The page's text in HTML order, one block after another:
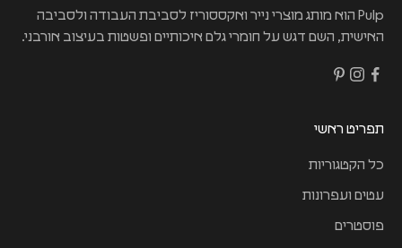
Pulp הוא מותג מוצרי נייר ואקססוריז לסביבת העבודה ולסביבה
האישית, השם דגש על חומרי גלם איכותיים ופשטות בעיצוב אורבני.
תפריט ראשי
כל הקטגוריות
עטים ועפרונות
פוסטרים